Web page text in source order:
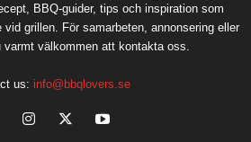
BBQ-guider, tips och inspiration som
grillen. För samarbeten, annonsering eller
varmt välkommen att kontakta oss.
us: info@bbqlovers.se